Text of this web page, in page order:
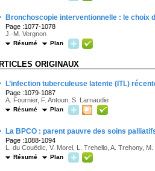
Bronchoscopie interventionnelle : le choix
Page :1077-1078
J.-M. Vergnon
Résumé Plan
ORIGINAUX
L’infection tuberculeuse latente (ITL)
Page :1079-1087
A. Fournier, F. Antoun, S. Larnaudie
Résumé Plan
La BPCO : parent pauvre des soins
Page :1088-1094
L. du Couëdic, V. Morel, L. Trehello, A. Trehony,
Résumé Plan